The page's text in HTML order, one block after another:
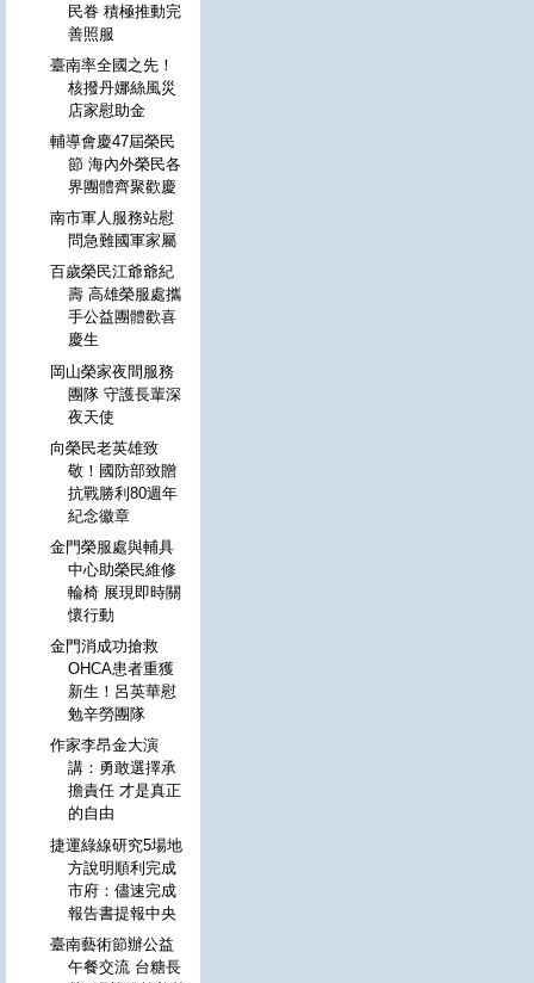
民眷 積極推動完
善照服
臺南率全國之先！
核撥丹娜絲風災
店家慰助金
輔導會慶47屆榮民
節 海內外榮民各
界團體齊聚歡慶
南市軍人服務站慰
問急難國軍家屬
百歲榮民江爺爺紀
壽 高雄榮服處攜
手公益團體歡喜
慶生
岡山榮家夜間服務
團隊 守護長輩深
夜天使
向榮民老英雄致
敬！國防部致贈
抗戰勝利80週年
紀念徽章
金門榮服處與輔具
中心助榮民維修
輪椅 展現即時關
懷行動
金門消成功搶救
OHCA患者重獲
新生！呂英華慰
勉辛勞團隊
作家李昂金大演
講：勇敢選擇承
擔責任 才是真正
的自由
捷運綠線研究5場地
方說明順利完成
市府：儘速完成
報告書提報中央
臺南藝術節辦公益
午餐交流 台糖長